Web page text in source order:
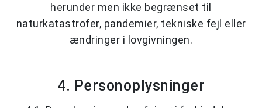
herunder men ikke begrænset til
naturkatastrofer, pandemier, tekniske fejl eller
ændringer i lovgivningen.
4. Personoplysninger